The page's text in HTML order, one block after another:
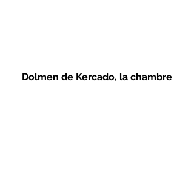
Dolmen de Kercado, la chambre